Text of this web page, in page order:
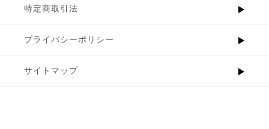
特定商取引法
プライバシーポリシー
サイトマップ